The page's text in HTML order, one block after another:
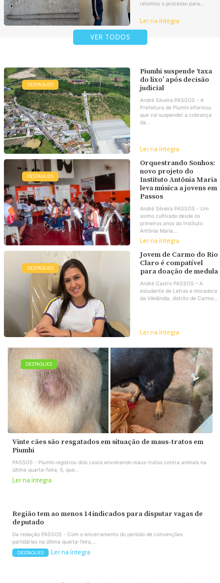
retomou o processo para...
Ler na íntegra
VER TODOS
DESTAQUES
Piumhi suspende ‘taxa
do lixo’ após decisão
judicial
André Silveira PASSOS - A
Prefeitura de Piumhi informou
que vai suspender a cobrança
da...
Ler na íntegra
DESTAQUES
Orquestrando Sonhos:
novo projeto do
Instituto Antônia Maria
leva música a jovens em
Passos
André Silveira PASSOS - Um
sonho cultivado desde os
primeiros anos do Instituto
Antônia Maria...
Ler na íntegra
DESTAQUES
Jovem de Carmo do Rio
Claro é compatível
para doação de medula
André Castro PASSOS – A
estudante de Letras e moradora
da Vilelândia, distrito de Carmo...
Ler na íntegra
DESTAQUES
Vinte cães são resgatados em situação de maus-tratos em
Piumhi
PASSOS - Piumhi registrou dois casos envolvendo maus-tratos contra animais na
última quarta-feira, 5, que...
Ler na íntegra
Região tem ao menos 14 indicados para disputar vagas de
deputado
Da redação PASSOS - Com o encerramento do período de convenções
partidárias na última quarta-feira,...
DESTAQUES Ler na íntegra